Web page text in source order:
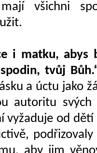
všichni
i matku, abys
tvůj
a úctu jako
autoritu
vyžaduje od